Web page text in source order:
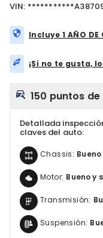
VIN:
Incluye 1 AÑO DE
¡Si no te gusta,
150 puntos
Detallada
claves del auto:
Chassis:
Motor: Bueno y
Transmisión:
Suspensión: